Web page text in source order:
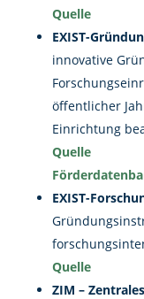
Quelle
EXIST-
innovative
öffentlicher
Einrichtung
Quelle
EXIST-
Quelle
ZIM –